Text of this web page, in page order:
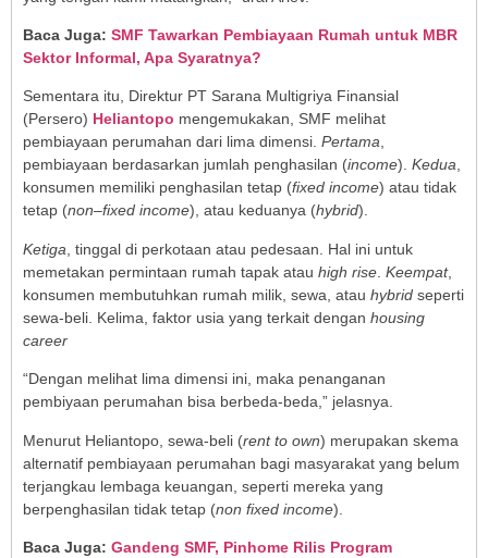
Baca Juga: SMF Tawarkan Pembiayaan Rumah untuk MBR
Sektor Informal, Apa Syaratnya?
Sementara itu, Direktur PT Sarana Multigriya Finansial
(Persero) Heliantopo mengemukakan, SMF melihat
pembiayaan perumahan dari lima dimensi. Pertama,
pembiayaan berdasarkan jumlah penghasilan (income). Kedua,
konsumen memiliki penghasilan tetap (fixed income) atau tidak
tetap (non–fixed income), atau keduanya (hybrid).
Ketiga , tinggal di perkotaan atau pedesaan. Hal ini untuk
memetakan permintaan rumah tapak atau high rise Keempat,
konsumen membutuhkan rumah milik, sewa, atau hybrid seperti
sewa-beli. Kelima, faktor usia yang terkait dengan housing
career
“Dengan melihat lima dimensi ini, maka penanganan
pembiyaan perumahan bisa berbeda-beda,” jelasnya.
Menurut Heliantopo, sewa-beli (rent to own) merupakan skema
alternatif pembiayaan perumahan bagi masyarakat yang belum
terjangkau lembaga keuangan, seperti mereka yang
berpenghasilan tidak tetap (non fixed income).
Baca Juga: Gandeng SMF, Pinhome Rilis Program